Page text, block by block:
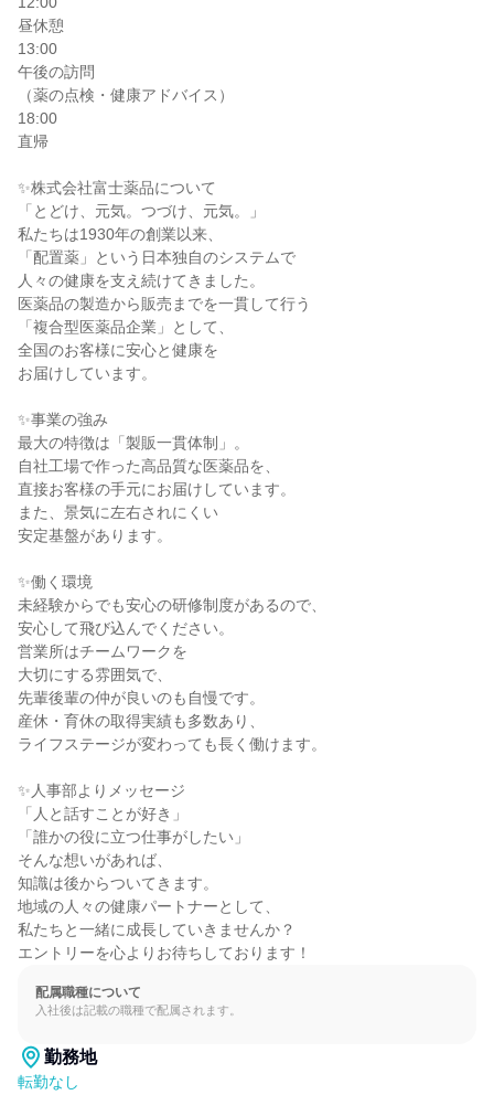
昼休憩
13:00
午後の訪問
（薬の点検・健康アドバイス）
18:00
直帰
✨株式会社富士薬品について
「とどけ、元気。つづけ、元気。」
私たちは1930年の創業以来、
「配置薬」という日本独自のシステムで
人々の健康を支え続けてきました。
医薬品の製造から販売までを一貫して行う
「複合型医薬品企業」として、
全国のお客様に安心と健康を
お届けしています。
✨事業の強み
最大の特徴は「製販一貫体制」。
自社工場で作った高品質な医薬品を、
直接お客様の手元にお届けしています。
また、景気に左右されにくい
安定基盤があります。
✨働く環境
未経験からでも安心の研修制度があるので、
安心して飛び込んでください。
営業所はチームワークを
大切にする雰囲気で、
先輩後輩の仲が良いのも自慢です。
産休・育休の取得実績も多数あり、
ライフステージが変わっても長く働けます。
✨人事部よりメッセージ
「人と話すことが好き」
「誰かの役に立つ仕事がしたい」
そんな想いがあれば、
知識は後からついてきます。
地域の人々の健康パートナーとして、
私たちと一緒に成長していきませんか？
エントリーを心よりお待ちしております！
配属職種について
入社後は記載の職種で配属されます。
勤務地
転勤なし